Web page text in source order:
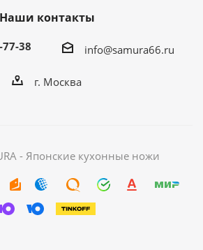
Наши контакты
38 info@samura66.ru
г. Москва
- Японские кухонные ножи